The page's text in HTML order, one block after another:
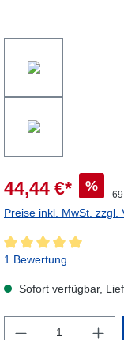
44,44 €* %
Preise inkl. MwSt. zzgl.
Durchschnittliche
1 Bewertung
Sofort verfügbar,
Produkt